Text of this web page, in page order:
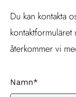
Du kan kontakta
återkommer vi
Namn*